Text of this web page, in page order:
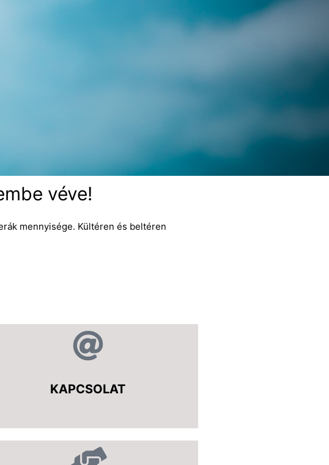
véve!
mennyisége. Kültéren és beltéren
KAPCSOLAT